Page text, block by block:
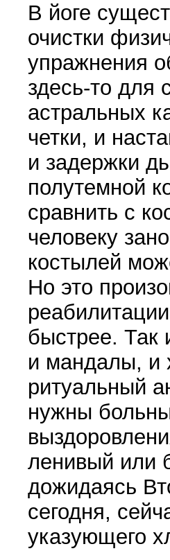
В йоге
очистки
упражнения
здесь-то для
астральных
четки, и
и задержки
полутемной
сравнить с
человеку
костылей
Но это
быстрее. Так
и мандалы, и
ритуальный
нужны
ленивый или
дожидаясь
сегодня,
указующего